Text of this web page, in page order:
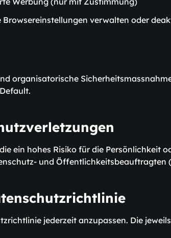
verwalten oder
organisatorische
ein hohes Risiko für die Persönlichkeit
und Öffentlichkeitsbeauftragten
jederzeit anzupassen. Die